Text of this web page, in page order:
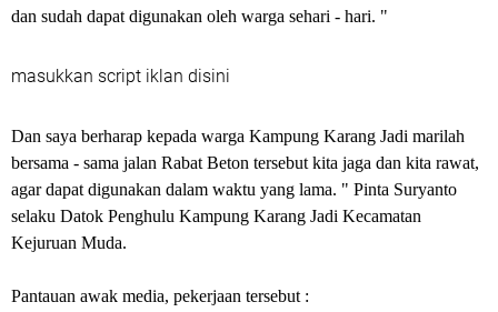
dan sudah dapat digunakan oleh warga sehari - hari. "
masukkan script iklan disini
Dan saya berharap kepada warga Kampung Karang Jadi marilah
bersama - sama jalan Rabat Beton tersebut kita jaga dan kita rawat,
agar dapat digunakan dalam waktu yang lama. " Pinta Suryanto
selaku Datok Penghulu Kampung Karang Jadi Kecamatan
Kejuruan Muda.
Pantauan awak media, pekerjaan tersebut :